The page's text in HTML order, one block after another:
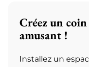
Créez un
amusant !
Installez un